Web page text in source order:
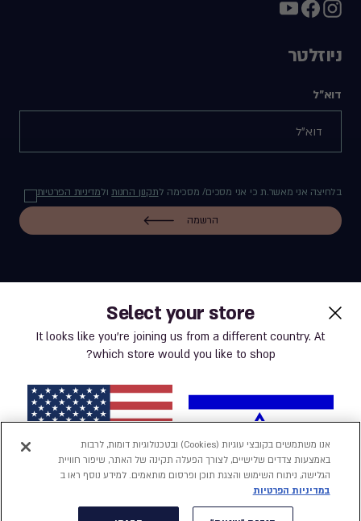
Select your store
It looks like you’re joining us from a different country. At
which store would you like to shop?
ישראל ארצות הברית
ניוזלטר
דוא"ל
בלחיצה אני מאשר.ת כי אני מסכים/ מסכימה לתקנון החנותולמדיניות הפרטיות
הרשמה
label.payment
תנאי שימוש באתר
מדיניות פרטיות
נְגִישׁוּת
הצהרת נגישות
אנו משתמשים בקובצי עוגיות (Cookies) ובטכנולוגיות דומות, לרבות
באמצעות צדדים שלישיים, לצורך הפעלה תקינה של האתר, שיפור חוויית
הגלישה, ניתוח השימוש והצגת תוכן ופרסום מותאמים. למידע נוסף ראו ב
במדיניות הפרטיות